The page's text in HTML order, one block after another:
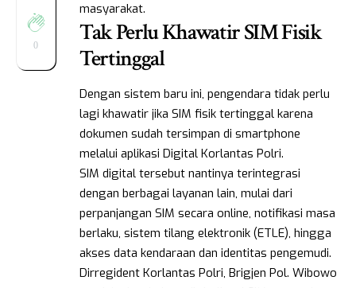
0
masyarakat.
Tak Perlu Khawatir SIM Fisik
Tertinggal
Dengan sistem baru ini, pengendara tidak perlu
lagi khawatir jika SIM fisik tertinggal karena
dokumen sudah tersimpan di smartphone
melalui aplikasi Digital Korlantas Polri.
SIM digital tersebut nantinya terintegrasi
dengan berbagai layanan lain, mulai dari
perpanjangan SIM secara online, notifikasi masa
berlaku, sistem tilang elektronik (ETLE), hingga
akses data kendaraan dan identitas pengemudi.
Dirregident Korlantas Polri, Brigjen Pol. Wibowo